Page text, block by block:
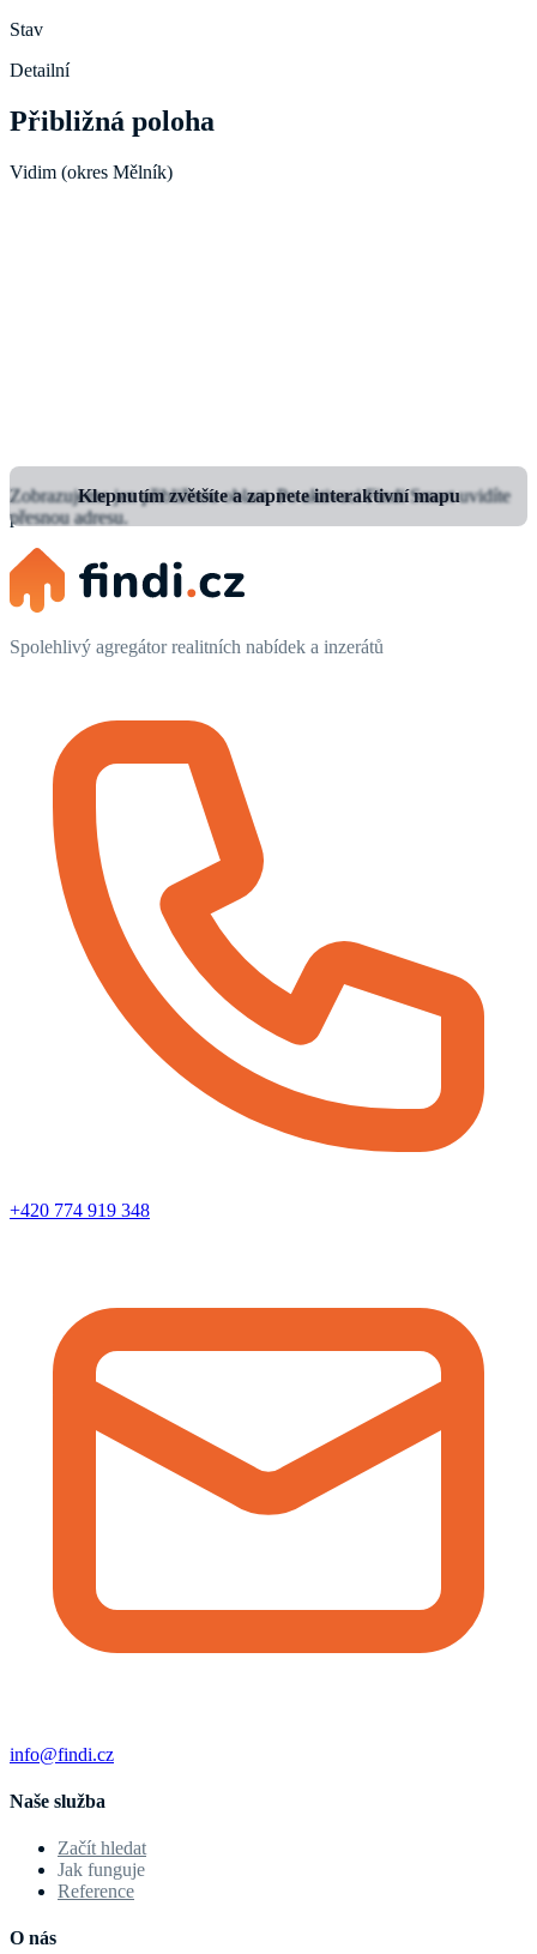
Stav
Detailní
Přibližná poloha
Vidim (okres Mělník)
Klepnutím zvětšíte a zapnete interaktivní mapu
Zobrazujeme jen přibližnou oblast.Po aktivaci Findi Smart uvidíte
přesnou adresu.
Spolehlivý agregátor realitních nabídek a inzerátů
+420 774 919 348
info@findi.cz
Naše služba
Začít hledat
Jak funguje
Reference
O nás